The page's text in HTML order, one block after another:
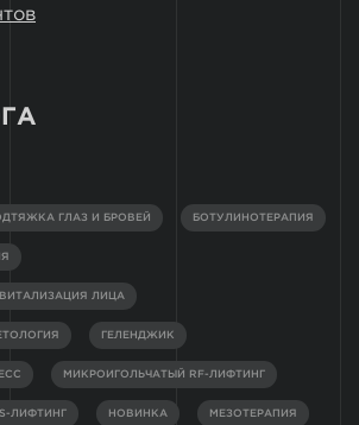
ГЛАЗ И БРОВЕЙ БОТУЛИНОТЕРАПИЯ
ЛИЦА
ГЕЛЕНДЖИК
МИКРОИГОЛЬЧАТЫЙ RF-ЛИФТИНГ
ЛИФТИНГ НОВИНКА МЕЗОТЕРАПИЯ